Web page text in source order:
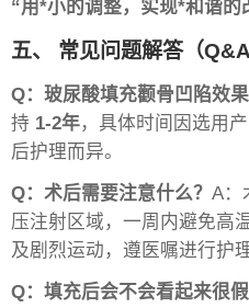
“用*小的调整，实现*和谐的
五、 常见问题解答（Q&A
Q：玻尿酸填充颧骨凹陷效果
持 1-2年，具体时间因选用
后护理而异。
Q：术后需要注意什么？ A：
压注射区域，一周内避免高
及剧烈运动，遵医嘱进行护理
Q：填充后会不会看起来很假